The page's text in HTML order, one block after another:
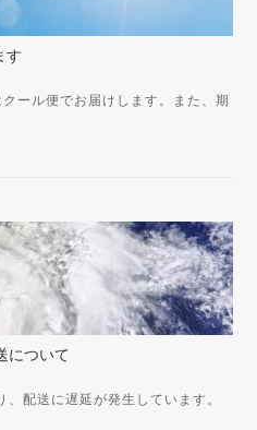
す
ール便でお届けします。また、期
について
配送に遅延が発生しています。